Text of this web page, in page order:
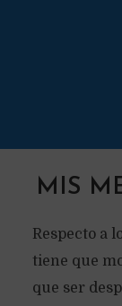
MIS
Respecto a
tiene que
que ser